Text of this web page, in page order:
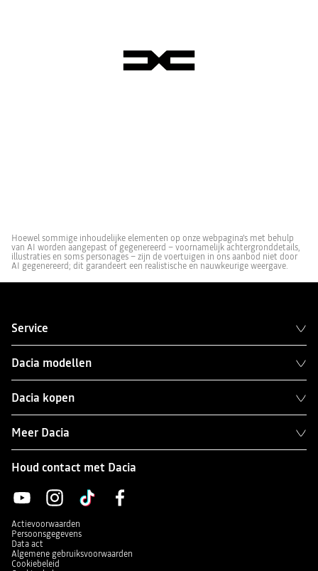
Hoewel sommige inhoudelijke elementen op onze webpagina's met behulp
van AI worden aangepast of gegenereerd – voornamelijk achtergronddetails,
illustraties en soms personages – zijn de voertuigen in ons aanbod niet door
AI gegenereerd; dit garandeert een realistische en nauwkeurige weergave.
Service
Dacia modellen
Dacia kopen
Meer Dacia
Houd contact met Dacia
Actievoorwaarden
Persoonsgegevens
Data act
Algemene gebruiksvoorwaarden
Cookiebeleid